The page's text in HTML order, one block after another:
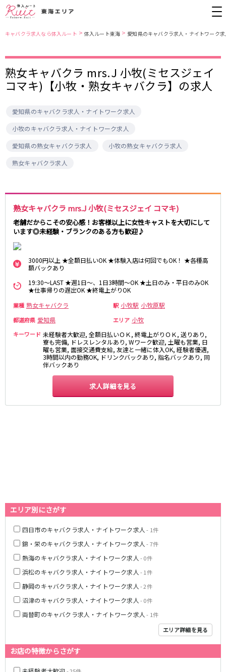
キャバクラ求人なら体入ルート > 体入ルート東海 > 愛知県のキャバクラ求人・ナイトワーク
熟女キャバクラ mrs.J 小牧(ミセスジェイ
コマキ)【小牧・熟女キャバクラ】の求人
愛知県のキャバクラ求人・ナイトワーク求人
小牧のキャバクラ求人・ナイトワーク求人
愛知県の熟女キャバクラ求人
小牧の熟女キャバクラ求人
熟女キャバクラ求人
熟女キャバクラ mrs.J 小牧(ミセスジェイ コマキ)
老舗だからこその安心感！お客様以上に女性キャストを大切にして
います◎未経験・ブランクのある方も歓迎♪
3000円以上 ★全額日払いOK ★体験入店は何回でもOK！ ★各種高
額バックあり
19:30～LAST ★週1日～、1日3時間～OK ★土日のみ・平日のみOK
★仕事帰りの遅出OK ★終電上がりOK
業種 熟女キャバクラ 駅 小牧駅 小牧原駅
都道府県 愛知県 エリア 小牧
キーワード 未経験者大歓迎, 全額日払いＯＫ, 終電上がりＯＫ, 送りあり,
寮も完備, ドレスレンタルあり, Wワーク歓迎, 土曜も営業, 日
曜も営業, 面接交通費支給, 友達と一緒に体入OK, 経験者優遇,
3時間以内の勤務OK, ドリンクバックあり, 指名バックあり, 同
伴バックあり
求人詳細を見る
エリア別にさがす
四日市のキャバクラ求人・ナイトワーク求人 - 1件
錦・栄のキャバクラ求人・ナイトワーク求人 - 7件
熱海のキャバクラ求人・ナイトワーク求人 - 0件
浜松のキャバクラ求人・ナイトワーク求人 - 1件
静岡のキャバクラ求人・ナイトワーク求人 - 2件
沼津のキャバクラ求人・ナイトワーク求人 - 0件
両替町のキャバクラ求人・ナイトワーク求人 - 1件
エリア詳細を見る
お店の特徴からさがす
愛知県
錦・栄
金山
安城
名古屋市南部
尾張西部
知多
豊田
名駅
名古屋市中心部
四日市
岐阜県
該当求人 0件 選択した内容で設定
名古屋市営地下鉄東山線
栄駅
藤が丘駅
名古屋市営地下鉄桜通線
久屋大通駅 今池駅
JR中央本線(名古屋～塩尻)
春日井駅
名鉄名古屋本線
近鉄四日市駅 近鉄名古屋駅
JR関西本線(名古屋～亀山)
四日市駅
名古屋市営地下鉄名城線
名鉄常滑線
柴田駅
名鉄三河線
豊田市駅 刈谷駅
内部線
あすなろう四日市駅
栄町駅 森下駅